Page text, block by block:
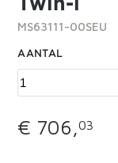
Twin-l
MS63111-00SEU
AANTAL
€ 706,03